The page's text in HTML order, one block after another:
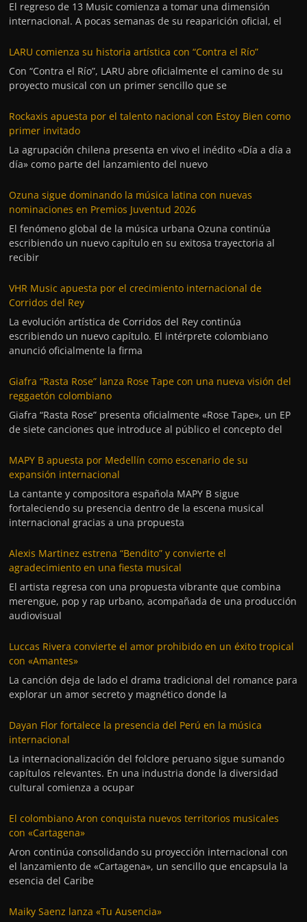
El regreso de 13 Music comienza a tomar una dimensión
internacional. A pocas semanas de su reaparición oficial, el
LARU comienza su historia artística con “Contra el Río”
Con “Contra el Río”, LARU abre oficialmente el camino de su
proyecto musical con un primer sencillo que se
Rockaxis apuesta por el talento nacional con Estoy Bien como
primer invitado
La agrupación chilena presenta en vivo el inédito «Día a día a
día» como parte del lanzamiento del nuevo
Ozuna sigue dominando la música latina con nuevas
nominaciones en Premios Juventud 2026
El fenómeno global de la música urbana Ozuna continúa
escribiendo un nuevo capítulo en su exitosa trayectoria al
recibir
VHR Music apuesta por el crecimiento internacional de
Corridos del Rey
La evolución artística de Corridos del Rey continúa
escribiendo un nuevo capítulo. El intérprete colombiano
anunció oficialmente la firma
Giafra “Rasta Rose” lanza Rose Tape con una nueva visión del
reggaetón colombiano
Giafra “Rasta Rose” presenta oficialmente «Rose Tape», un EP
de siete canciones que introduce al público el concepto del
MAPY B apuesta por Medellín como escenario de su
expansión internacional
La cantante y compositora española MAPY B sigue
fortaleciendo su presencia dentro de la escena musical
internacional gracias a una propuesta
Alexis Martinez estrena “Bendito” y convierte el
agradecimiento en una fiesta musical
El artista regresa con una propuesta vibrante que combina
merengue, pop y rap urbano, acompañada de una producción
audiovisual
Luccas Rivera convierte el amor prohibido en un éxito tropical
con «Amantes»
La canción deja de lado el drama tradicional del romance para
explorar un amor secreto y magnético donde la
Dayan Flor fortalece la presencia del Perú en la música
internacional
La internacionalización del folclore peruano sigue sumando
capítulos relevantes. En una industria donde la diversidad
cultural comienza a ocupar
El colombiano Aron conquista nuevos territorios musicales
con «Cartagena»
Aron continúa consolidando su proyección internacional con
el lanzamiento de «Cartagena», un sencillo que encapsula la
esencia del Caribe
Maiky Saenz lanza «Tu Ausencia»